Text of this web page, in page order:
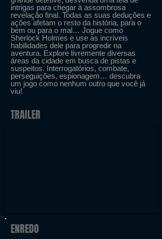
intrigas para chegar à assombrosa
revelação final. Todas as suas deduções e
ações afetam o resto da história, para o
bem ou para o mal… Jogue como
Sherlock Holmes e use as incríveis
habilidades dele para progredir na
aventura. Explore livremente diversas
áreas da cidade em busca de pistas e
suspeitos. Interrogatórios, combate,
perseguições, espionagem… descubra
um jogo como nenhum outro que você já
viu!
TRAILER
ENREDO